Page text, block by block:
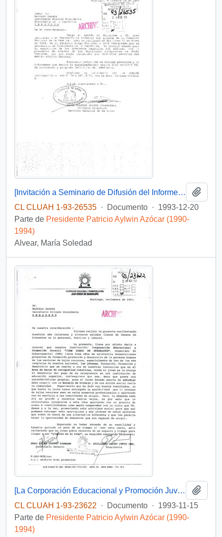
[Invitación a Seminario de Difusión del Informe de la Comisión Nacional de la Familia]
CL CLUAH 1-93-26535 · Documento · 1993-12-20
Parte de Presidente Patricio Aylwin Azócar (1990-
1994)
Alvear, María Soledad
[La Corporación Educacional y Promoción Juvenil "Juan Diego de Guadalupe" solicitan un aporte como socio cooperador]
CL CLUAH 1-93-23622
· Documento · 1993-11-15
Parte de Presidente Patricio Aylwin Azócar (1990-
1994)